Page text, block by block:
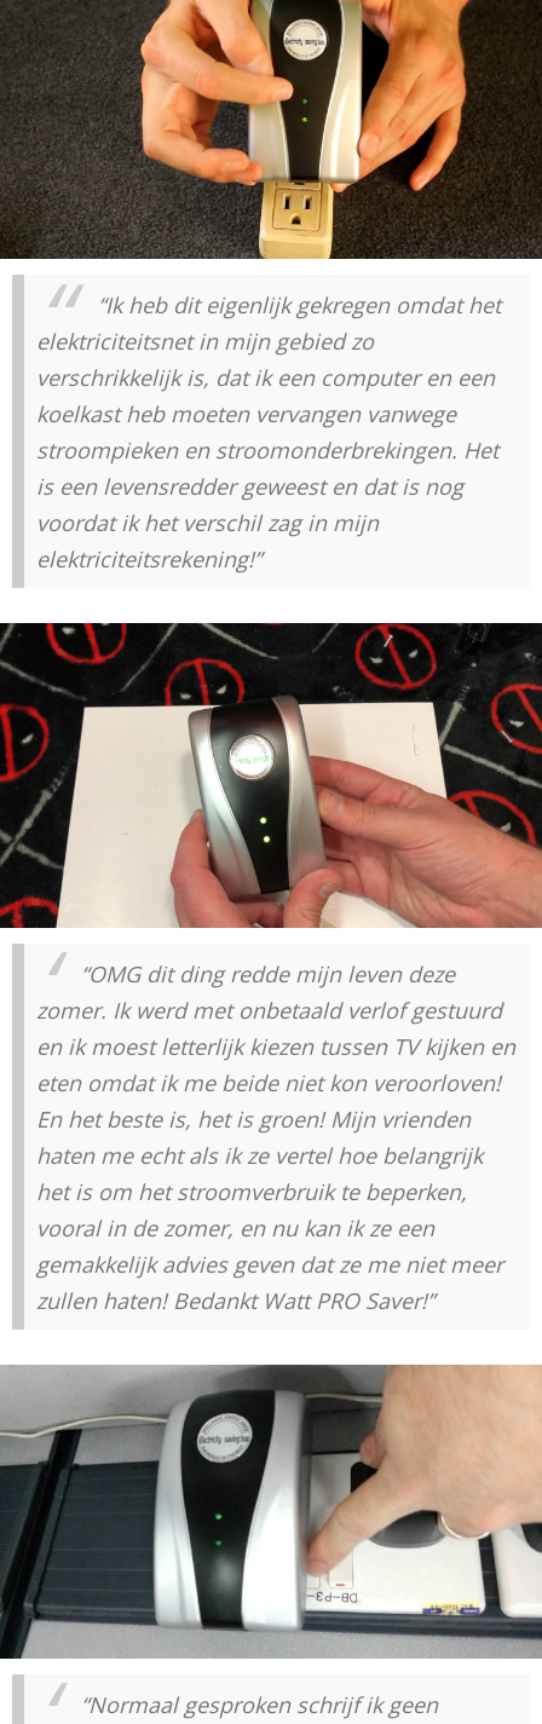
“Ik heb dit eigenlijk gekregen omdat het
elektriciteitsnet in mijn gebied zo
verschrikkelijk is, dat ik een computer en een
koelkast heb moeten vervangen vanwege
stroompieken en stroomonderbrekingen. Het
is een levensredder geweest en dat is nog
voordat ik het verschil zag in mijn
elektriciteitsrekening!”
“OMG dit ding redde mijn leven deze
zomer. Ik werd met onbetaald verlof gestuurd
en ik moest letterlijk kiezen tussen TV kijken en
eten omdat ik me beide niet kon veroorloven!
En het beste is, het is groen! Mijn vrienden
haten me echt als ik ze vertel hoe belangrijk
het is om het stroomverbruik te beperken,
vooral in de zomer, en nu kan ik ze een
gemakkelijk advies geven dat ze me niet meer
zullen haten! Bedankt Watt PRO Saver!”
“Normaal gesproken schrijf ik geen